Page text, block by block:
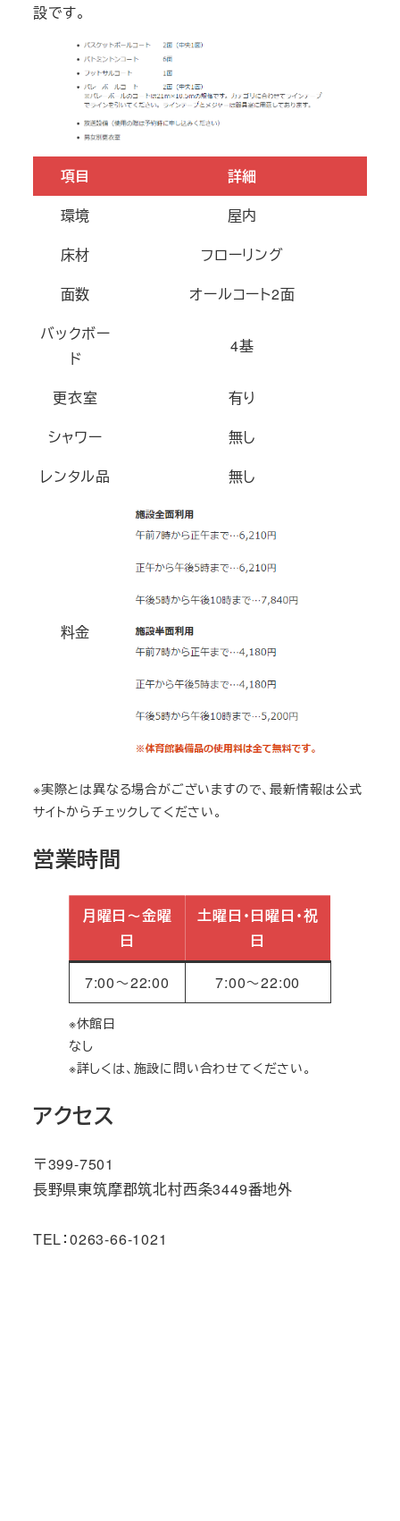
設です。
項目
詳細
環境
屋内
床材
フローリング
面数
オールコート2面
バックボー
ド
4基
更衣室
有り
シャワー
無し
レンタル品
無し
料金
※実際とは異なる場合がございますので、最新情報は公式
サイトからチェックしてください。
営業時間
月曜日～金曜
日
土曜日・日曜日・祝
日
7:00～22:00 7:00～22:00
※休館日
なし
※詳しくは、施設に問い合わせてください。
アクセス
〒399-7501
長野県東筑摩郡筑北村西条3449番地外
TEL：0263-66-1021